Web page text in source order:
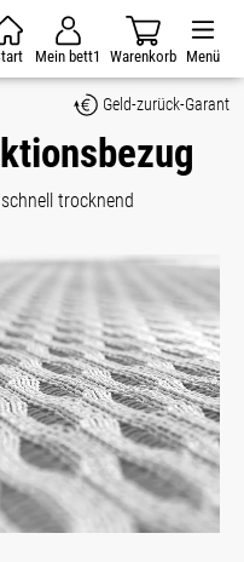
Mein bett1 Warenkorb Menü
trocknend